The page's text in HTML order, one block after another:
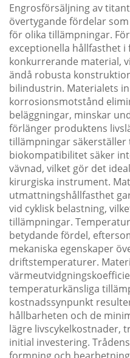
Engrosförsäljning av
övertygande fördelar
för olika tillämpningar.
exceptionella hållfasthet
konkurrerande material,
ändå robusta
bilindustrin. Materialets
korrosionsmotstånd
beläggningar, minskar
förlänger produktens
tillämpningar
biokompatibilitet säker
vävnad, vilket gör det
kirurgiska instrument.
utmattningshållfasthet
vid cyklisk belastning,
tillämpningar.
betydande fördel,
mekaniska egenskaper
driftstemperaturer.
temperaturkänsliga
kostnadssynpunkt
hållbarheten och de
lägre livscykelkostnader,
initial investering.